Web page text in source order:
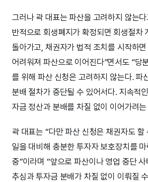
그러나 곽 대표는 파산을 고려하지 않는
반적으로 회생폐지가 확정되면 회생절차
돌아가고, 채권자가 법적 조치를 시작하
어려워져 파산으로 이어진다”면서도 “당
를 위해 파산 신청은 고려하지 않는다. 파
분배 절차가 중단될 수 있어서다. 지속적
자금 정산과 분배를 차질 없이 이어가려
곽 대표는 “다만 파산 신청은 채권자도 할
일을 대비해 충분한 투자자 보호장치를
중”이라며 “앞으로 파산이나 영업 중단
추심과 투자금 분배가 차질 없이 이뤄질